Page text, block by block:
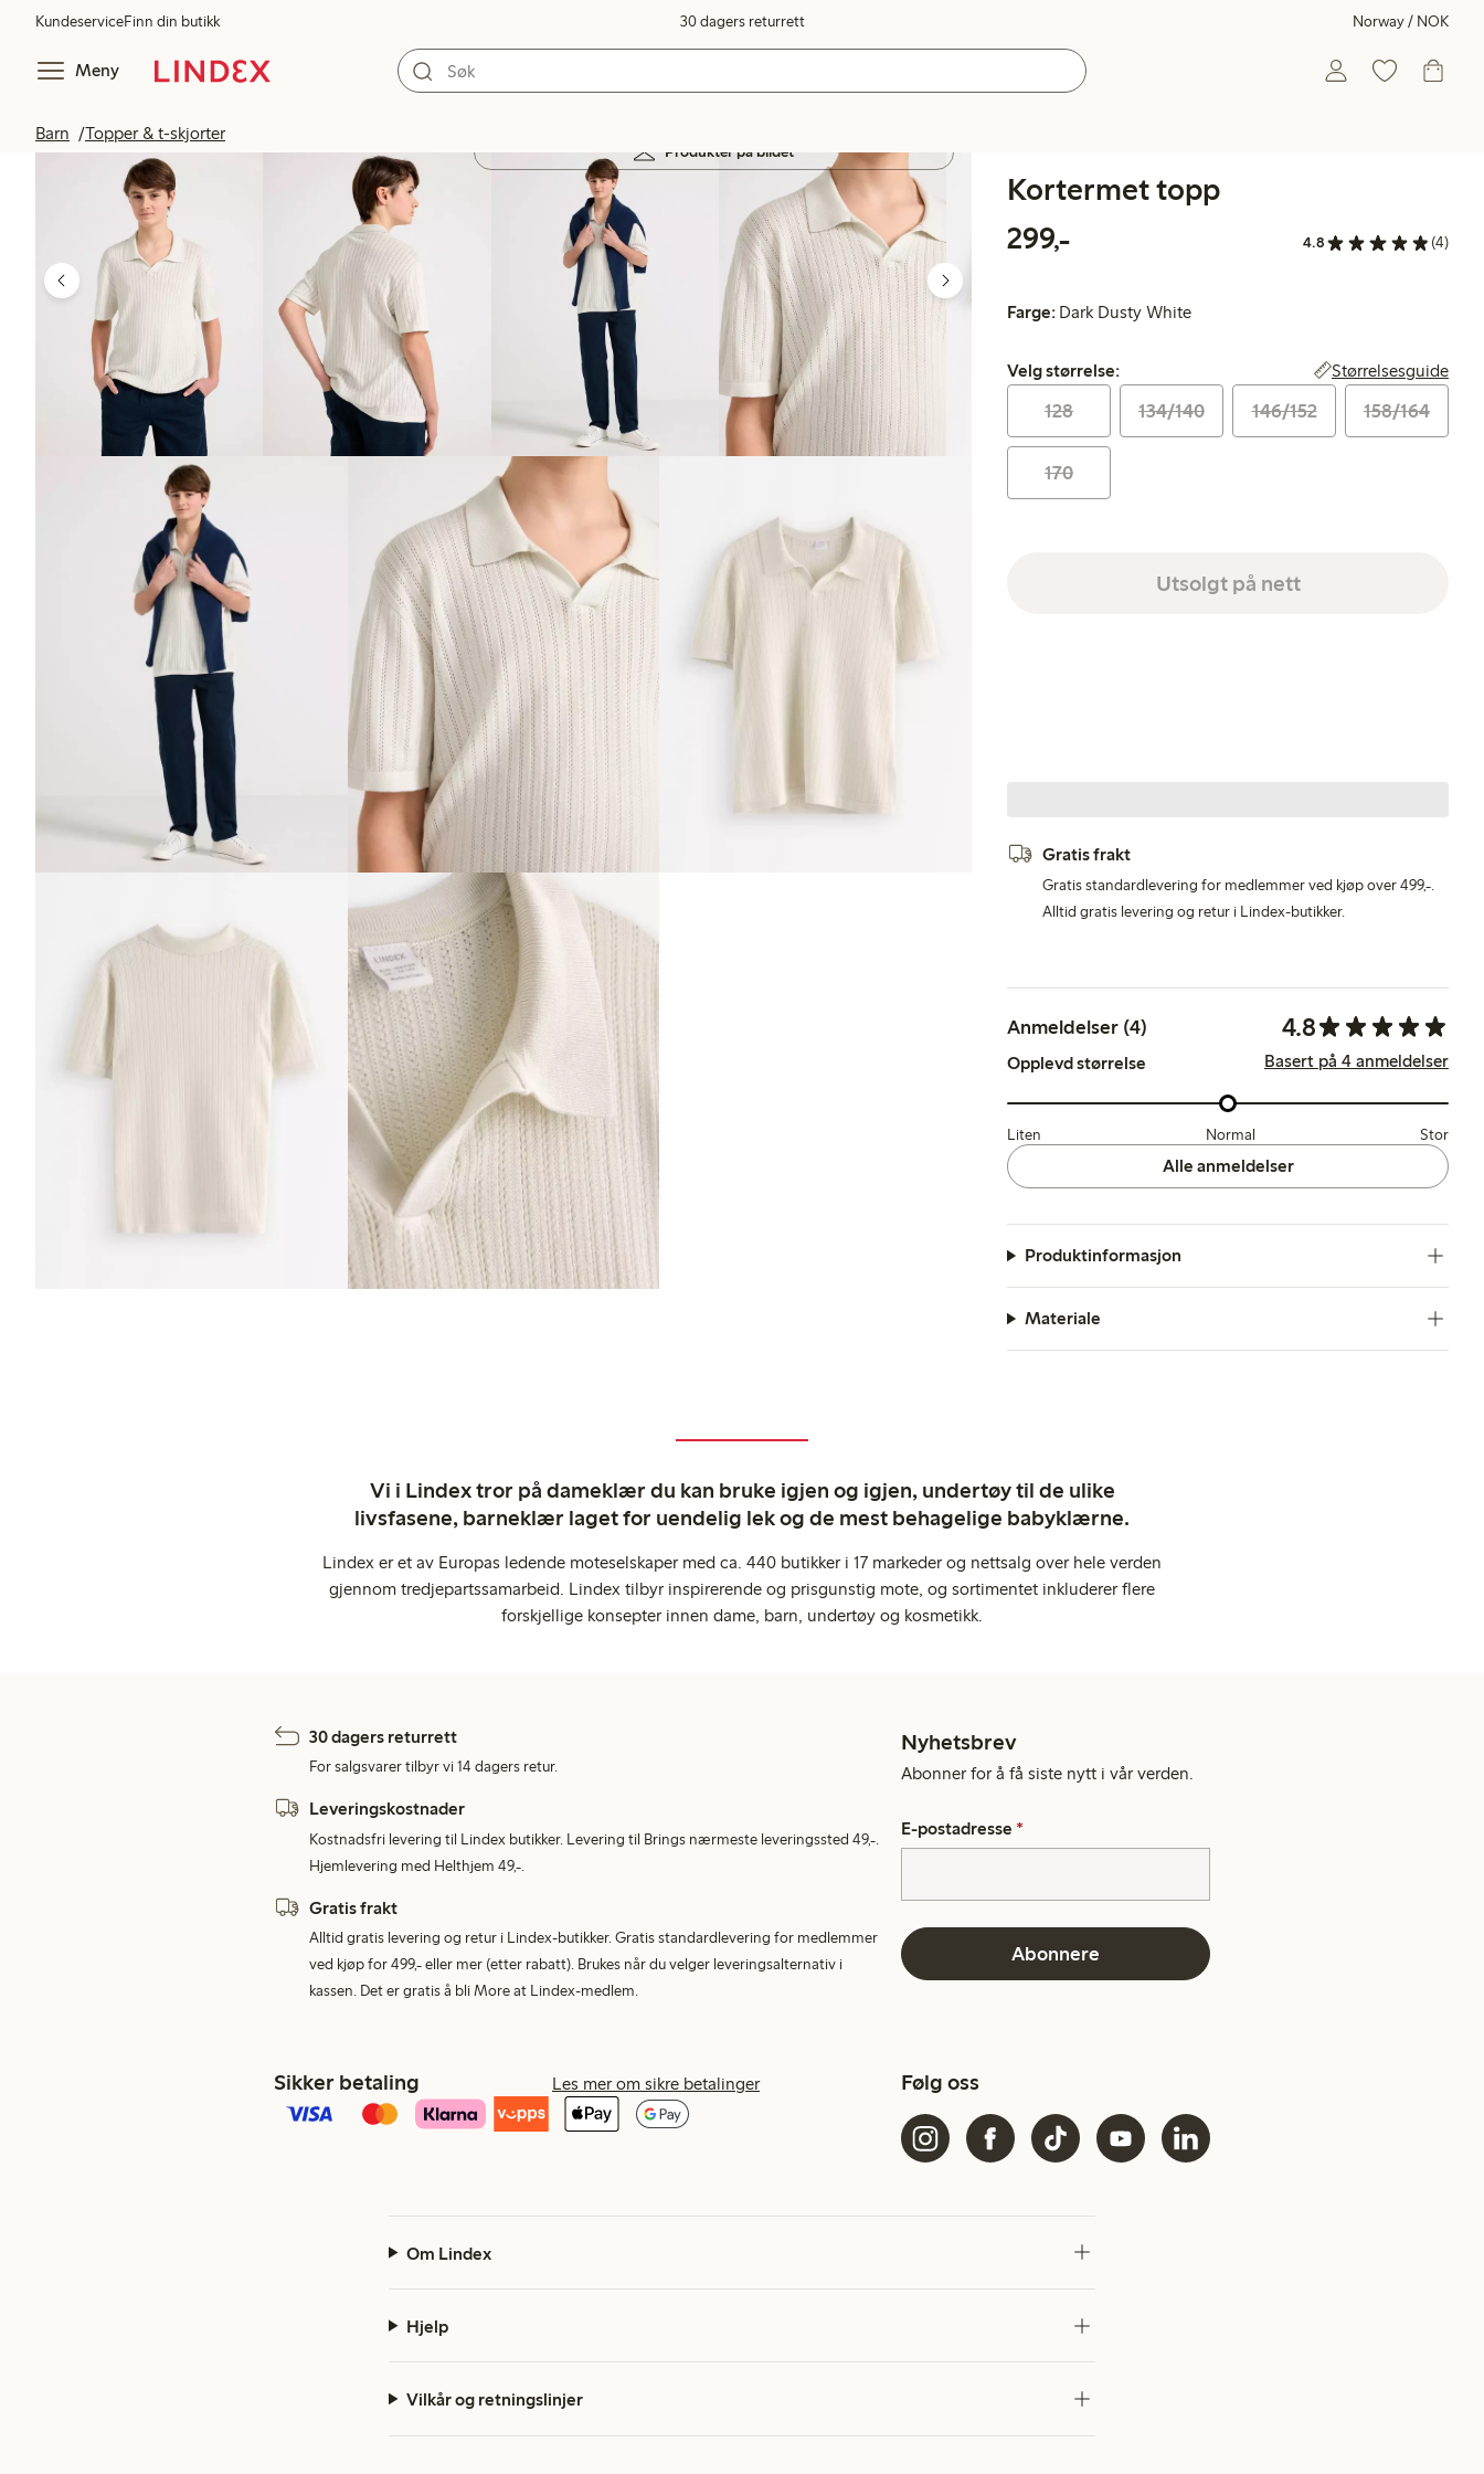
KundeserviceFinn din butikk 30 dagers returrett Norway / NOK
Meny
Barn Topper & t-skjorter
Produkter på bildet
Kortermet topp
299,-
4.8 (4)
Farge: Dark Dusty White
Velg størrelse:
Velg størrelse: Størrelsesguide
128 134/140 146/152 158/164
170
Utsolgt på nett
Gratis frakt
Gratis standardlevering for medlemmer ved kjøp over 499,-.
Alltid gratis levering og retur i Lindex-butikker.
Anmeldelser (4) 4.8
Opplevd størrelse Basert på 4 anmeldelser
Liten Normal Stor
Alle anmeldelser
Produktinformasjon
Materiale
Vi i Lindex tror på dameklær du kan bruke igjen og igjen, undertøy til de ulike
livsfasene, barneklær laget for uendelig lek og de mest behagelige babyklærne.
Lindex er et av Europas ledende moteselskaper med ca. 440 butikker i 17 markeder og nettsalg over hele verden
gjennom tredjepartssamarbeid. Lindex tilbyr inspirerende og prisgunstig mote, og sortimentet inkluderer flere
forskjellige konsepter innen dame, barn, undertøy og kosmetikk.
30 dagers returrett
For salgsvarer tilbyr vi 14 dagers retur.
Leveringskostnader
Kostnadsfri levering til Lindex butikker. Levering til Brings nærmeste leveringssted 49,-.
Hjemlevering med Helthjem 49,-.
Gratis frakt
Alltid gratis levering og retur i Lindex-butikker. Gratis standardlevering for medlemmer
ved kjøp for 499,- eller mer (etter rabatt). Brukes når du velger leveringsalternativ i
kassen. Det er gratis å bli More at Lindex-medlem.
Nyhetsbrev
Abonner for å få siste nytt i vår verden.
E-postadresse *
Abonnere
Sikker betaling Les mer om sikre betalinger Følg oss
Om Lindex
Hjelp
Vilkår og retningslinjer